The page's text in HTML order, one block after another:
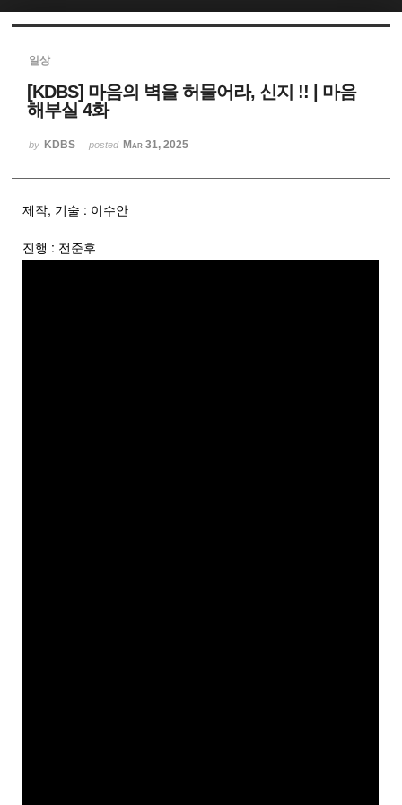
일상
[KDBS] 마음의 벽을 허물어라, 신지 !! | 마음
해부실 4화
by KDBS posted Mar 31, 2025
제작, 기술 : 이수안
진행 : 전준후
Sketchbook5, 스케치북5
Sketchbook5, 스케치북5